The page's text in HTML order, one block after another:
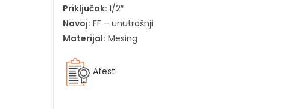
Priključak: 1/2″
Navoj: FF – unutrašnji
Materijal: Mesing
Atest